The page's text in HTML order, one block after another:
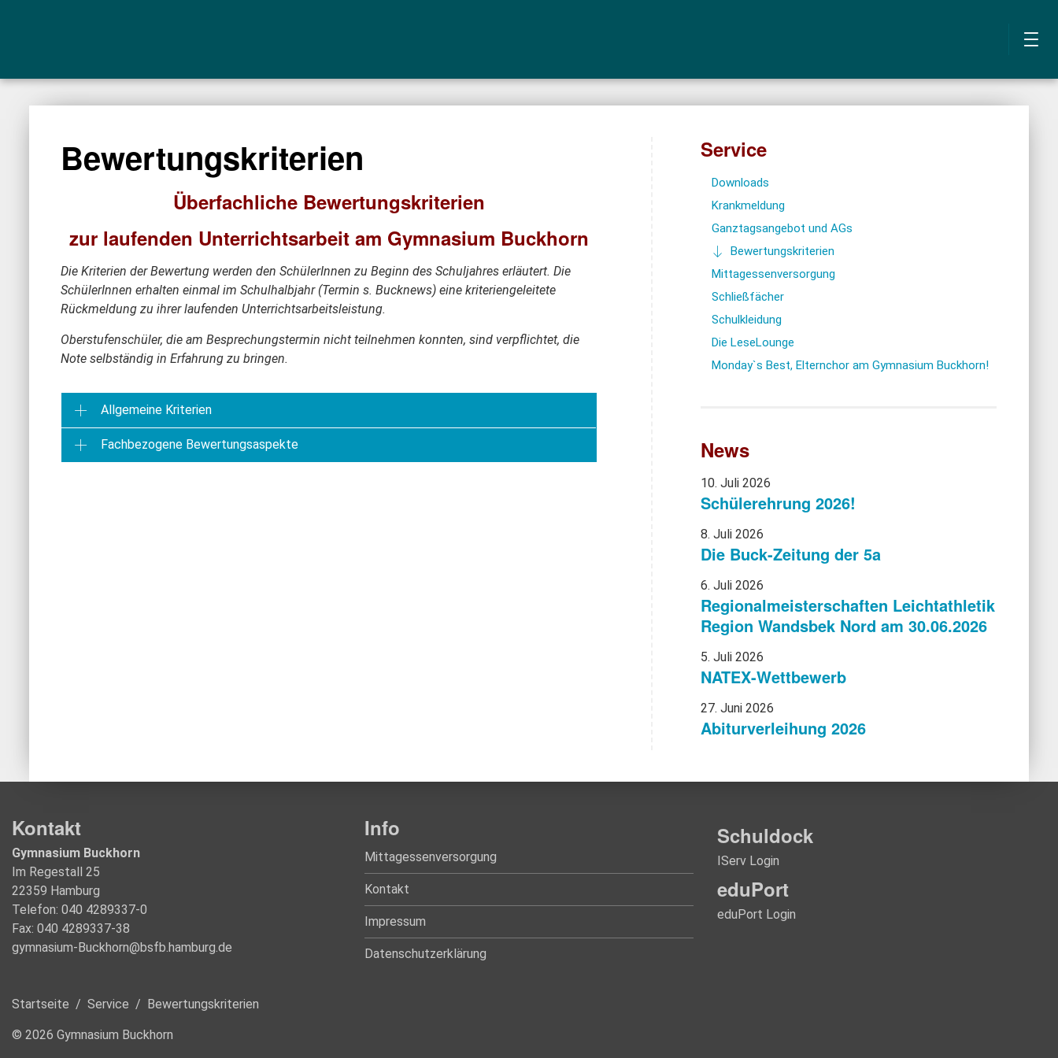
Bewertungskriterien
Überfachliche Bewertungskriterien
zur laufenden Unterrichtsarbeit am Gymnasium Buckhorn
Die Kriterien der Bewertung werden den SchülerInnen zu Beginn des Schuljahres erläutert. Die
SchülerInnen erhalten einmal im Schulhalbjahr (Termin s. Bucknews) eine kriteriengeleitete
Rückmeldung zu ihrer laufenden Unterrichtsarbeitsleistung.
Oberstufenschüler, die am Besprechungstermin nicht teilnehmen konnten, sind verpflichtet, die
Note selbständig in Erfahrung zu bringen.
Allgemeine Kriterien
Fachbezogene Bewertungsaspekte
Service
Downloads
Krankmeldung
Ganztagsangebot und AGs
Bewertungskriterien
Mittagessenversorgung
Schließfächer
Schulkleidung
Die LeseLounge
Monday`s Best, Elternchor am Gymnasium Buckhorn!
News
10. Juli 2026
Schülerehrung 2026!
8. Juli 2026
Die Buck-Zeitung der 5a
6. Juli 2026
Regionalmeisterschaften Leichtathletik
Region Wandsbek Nord am 30.06.2026
5. Juli 2026
NATEX-Wettbewerb
27. Juni 2026
Abiturverleihung 2026
Kontakt
Gymnasium Buckhorn
Im Regestall 25
22359 Hamburg
Telefon: 040 4289337-0
Fax: 040 4289337-38
gymnasium-Buckhorn@bsfb.hamburg.de
Info
Mittagessenversorgung
Kontakt
Impressum
Datenschutzerklärung
Schuldock
IServ Login
eduPort
eduPort Login
Startseite / Service / Bewertungskriterien
© 2026 Gymnasium Buckhorn